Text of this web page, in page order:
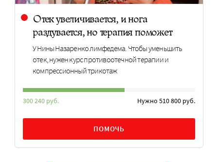
Отек увеличивается, и нога
раздувается, но терапия поможет
У Нины Назаренко лимфедема. Чтобы уменьшить
отек, нужен курс противоотечной терапии и
компрессионный трикотаж
300 240 руб. Нужно 510 800 руб.
ПОМОЧЬ